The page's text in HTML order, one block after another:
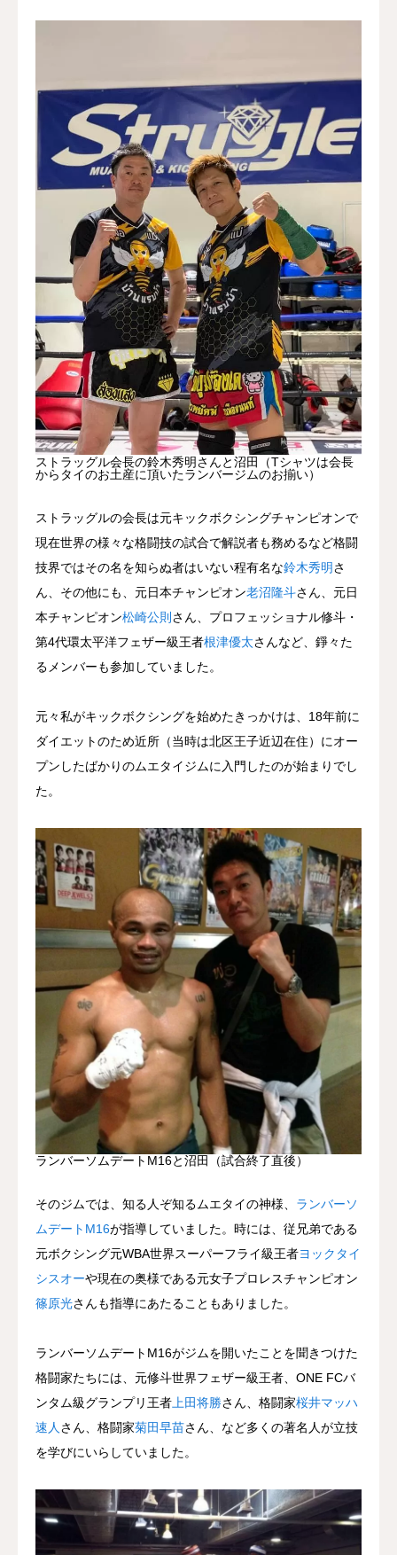
ストラッグル会長の鈴木秀明さんと沼田（Tシャツは会長
からタイのお土産に頂いたランバージムのお揃い）
ストラッグルの会長は元キックボクシングチャンピオンで
現在世界の様々な格闘技の試合で解説者も務めるなど格闘
技界ではその名を知らぬ者はいない程有名な鈴木秀明さ
ん、その他にも、元日本チャンピオン老沼隆斗さん、元日
本チャンピオン松崎公則 さん、プロフェッショナル修斗・
第4代環太平洋フェザー級王者根津優太さんなど、錚々た
るメンバーも参加していました。
元々私がキックボクシングを始めたきっかけは、18年前に
ダイエットのため近所（当時は北区王子近辺在住）にオー
プンしたばかりのムエタイジムに入門したのが始まりでし
た。
ランバーソムデートM16と沼田（試合終了直後）
そのジムでは、知る人ぞ知るムエタイの神様、 ランバーソ
ムデートM16が指導していました。時には、従兄弟である
元ボクシング元WBA世界スーパーフライ級王者ヨックタイ
シスオーや現在の奥様である元女子プロレスチャンピオン
篠原光さんも指導にあたることもありました。
ランバーソムデートM16がジムを開いたことを聞きつけた
格闘家たちには、元修斗世界フェザー級王者、ONE FCバ
ンタム級グランプリ王者 上田将勝さん、格闘家桜井マッハ
速人 さん、格闘家菊田早苗さん、など多くの著名人が立技
を学びにいらしていました。